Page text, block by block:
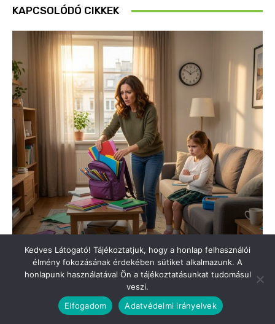
Kedves Látogató! Tájékoztatjuk, hogy a honlap felhasználói
élmény fokozásának érdekében sütiket alkalmazunk. A
honlapunk használatával Ön a tájékoztatásunkat tudomásul
veszi.
Elfogadom
Adatvédelmi irányelvek